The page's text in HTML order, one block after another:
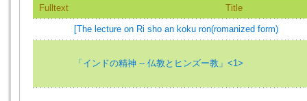
Fulltext Title
[The lecture on Ri sho an koku ron(romanized form)
「インドの精神 -- 仏教とヒンズー教」<1>